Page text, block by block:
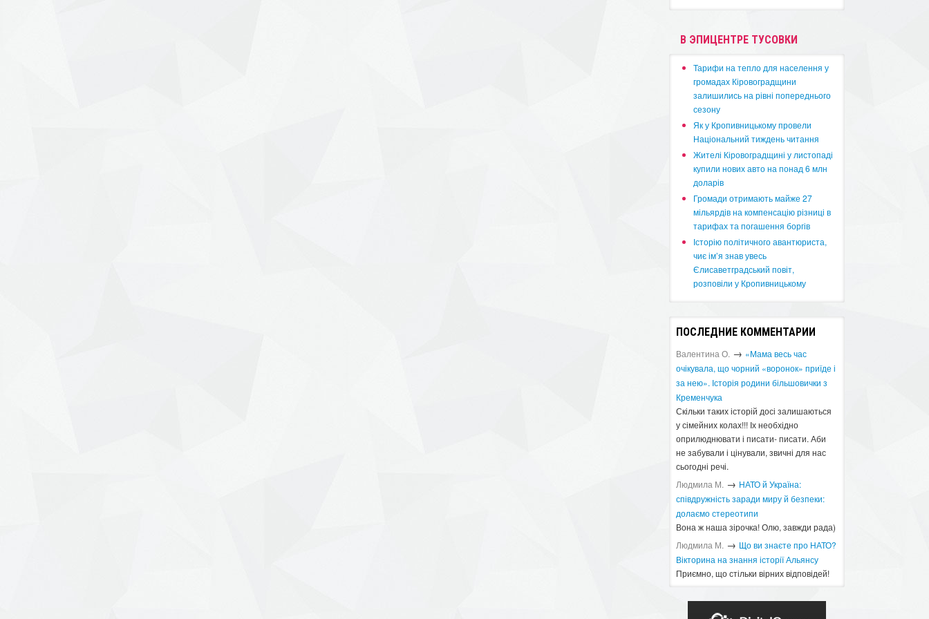
В ЭПИЦЕНТРЕ ТУСОВКИ
​Тарифи на тепло для населення у
громадах Кіровоградщини
залишились на рівні попереднього
сезону
​Як у Кропивницькому провели
Національний тиждень читання
​Жителі Кіровоградщині у листопаді
купили нових авто на понад 6 млн
доларів
​Громади отримають майже 27
мільярдів на компенсацію різниці в
тарифах та погашення боргів
Історію політичного авантюриста,
чиє ім’я знав увесь
Єлисаветградський повіт,
розповіли у Кропивницькому
ПОСЛЕДНИЕ КОММЕНТАРИИ
Валентина О. → «Мама весь час
очікувала, що чорний «воронок» приїде і
за нею». Історія родини більшовички з
Кременчука
Скільки таких історій досі залишаються
у сімейних колах!!! Іх необхідно
оприлюднювати і писати- писати. Аби
не забували і цінували, звичні для нас
сьогодні речі.
Людмила М. → ​НАТО й Україна:
співдружність заради миру й безпеки:
долаємо стереотипи
Вона ж наша зірочка! Олю, завжди рада)
Людмила М. → Що ви знаєте про НАТО?
Вікторина на знання історії Альянсу ​
Приємно, що стільки вірних відповідей!